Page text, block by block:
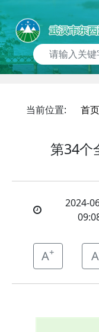
当前位置: 首页
第34个
2024-
A+ A